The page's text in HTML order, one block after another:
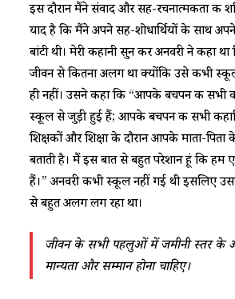
इस दौरान मैंने संवाद और सह-रचनात्मकता की
याद है कि मैंने अपने सह-शोधार्थियों के साथ
बांटी थी। मेरी कहानी सुन कर अनवरी ने कहा
जीवन से कितना अलग था क्योंकि उसे कभी
ही नहीं। उसने कहा कि “आपके बचपन की सभी
स्कूल से जुड़ी हुई हैं; आपके बचपन की सभी
शिक्षकों और शिक्षा के दौरान आपके माता-
बताती है। मैं इस बात से बहुत परेशान हूं कि
हैं।” अनवरी कभी स्कूल नहीं गई थी इसलिए
से बहुत अलग लग रहा था।
जीवन के सभी पहलुओं में जमीनी स्तर के
मान्यता और सम्मान होना चाहिए।